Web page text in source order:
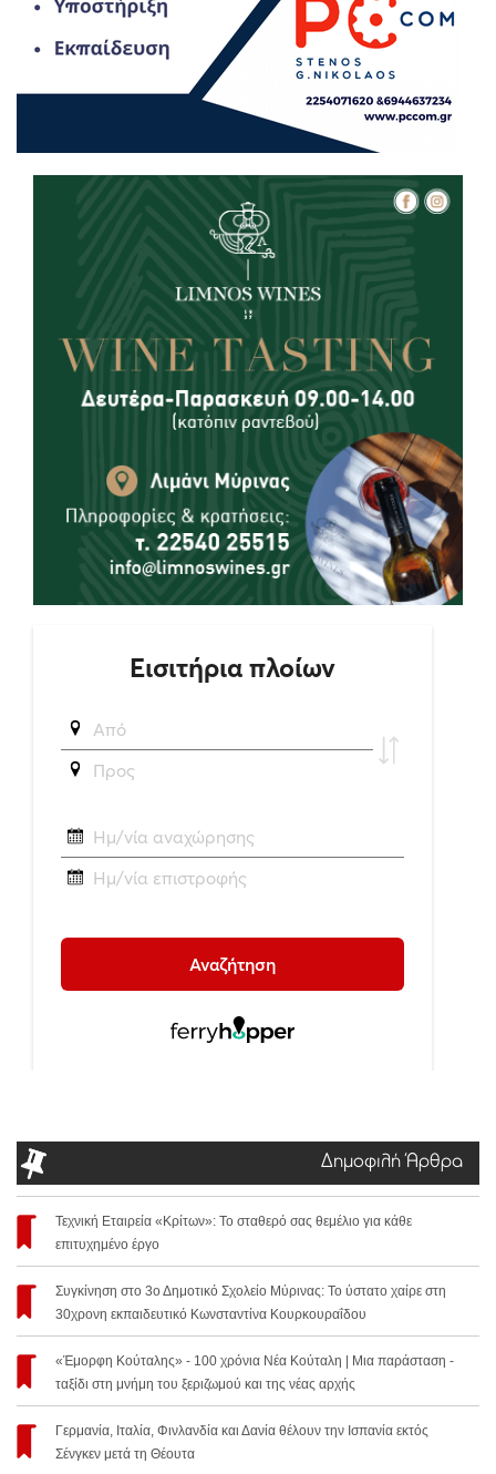
Δημοφιλή Άρθρα
Τεχνική Εταιρεία «Κρίτων»: Το σταθερό σας θεμέλιο για κάθε
επιτυχημένο έργο
Συγκίνηση στο 3ο Δημοτικό Σχολείο Μύρινας: Το ύστατο χαίρε στη
30χρονη εκπαιδευτικό Κωνσταντίνα Κουρκουραΐδου
«Έμορφη Κούταλης» - 100 χρόνια Νέα Κούταλη | Μια παράσταση -
ταξίδι στη μνήμη του ξεριζωμού και της νέας αρχής
Γερμανία, Ιταλία, Φινλανδία και Δανία θέλουν την Ισπανία εκτός
Σένγκεν μετά τη Θέουτα